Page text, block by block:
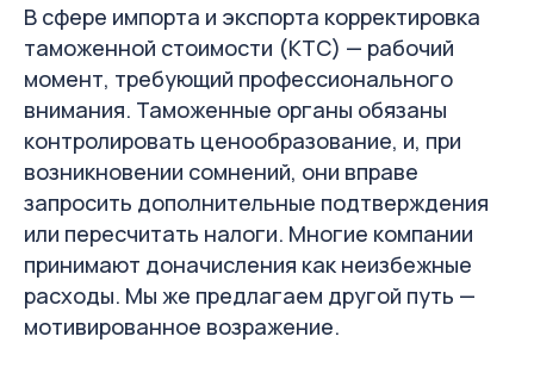
В сфере импорта и экспорта корректировка
таможенной стоимости (КТС) — рабочий
момент, требующий профессионального
внимания. Таможенные органы обязаны
контролировать ценообразование, и, при
возникновении сомнений, они вправе
запросить дополнительные подтверждения
или пересчитать налоги. Многие компании
принимают доначисления как неизбежные
расходы. Мы же предлагаем другой путь —
мотивированное возражение.